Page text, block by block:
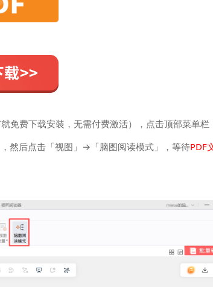
免费下载安装，无需付费激活），点击顶部菜单栏
然后点击「视图」→「脑图阅读模式」，等待PDF